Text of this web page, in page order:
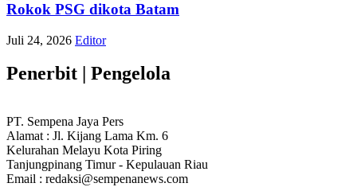
Rokok PSG dikota Batam
Juli 24, 2026 Editor
Penerbit | Pengelola
PT. Sempena Jaya Pers
Alamat : Jl. Kijang Lama Km. 6
Kelurahan Melayu Kota Piring
Tanjungpinang Timur - Kepulauan Riau
Email : redaksi@sempenanews.com